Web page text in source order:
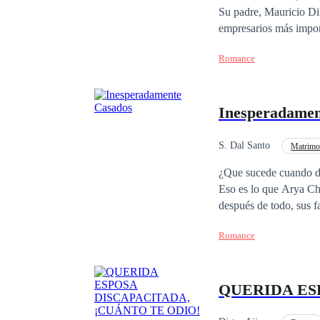
dispuesta a usar su
mucho más que cualquier cuerpo de modelo. En
pasión ardiente, o su
Su padre, Mauricio
empresarios más
Lucas durante la fiesta que
Sienna se vera
Romance
S. Dal Santo
¿Que sucede cuando
Eso es lo que Arya
después de todo,
Romance
QUERIDA